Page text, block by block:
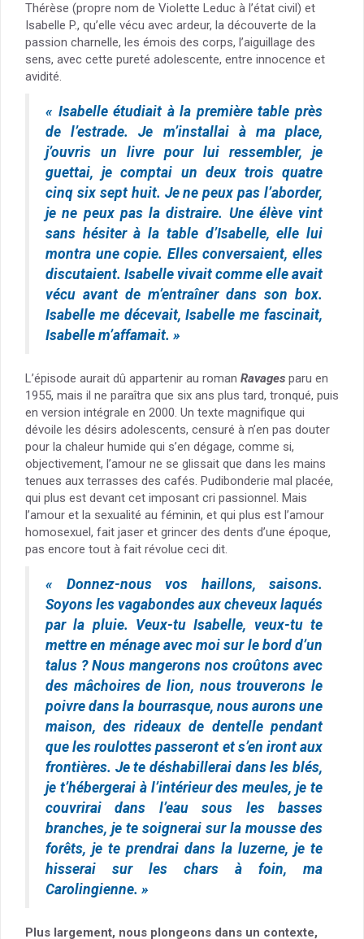
Thérèse (propre nom de Violette Leduc à l’état civil) et
Isabelle P., qu’elle vécu avec ardeur, la découverte de la
passion charnelle, les émois des corps, l’aiguillage des
sens, avec cette pureté adolescente, entre innocence et
avidité.
« Isabelle étudiait à la première table près
de l’estrade. Je m’installai à ma place,
j’ouvris un livre pour lui ressembler, je
guettai, je comptai un deux trois quatre
cinq six sept huit. Je ne peux pas l’aborder,
je ne peux pas la distraire. Une élève vint
sans hésiter à la table d’Isabelle, elle lui
montra une copie. Elles conversaient, elles
discutaient. Isabelle vivait comme elle avait
vécu avant de m’entraîner dans son box.
Isabelle me décevait, Isabelle me fascinait,
Isabelle m’affamait. »
L’épisode aurait dû appartenir au roman Ravages paru en
1955, mais il ne paraîtra que six ans plus tard, tronqué, puis
en version intégrale en 2000. Un texte magnifique qui
dévoile les désirs adolescents, censuré à n’en pas douter
pour la chaleur humide qui s’en dégage, comme si,
objectivement, l’amour ne se glissait que dans les mains
tenues aux terrasses des cafés. Pudibonderie mal placée,
qui plus est devant cet imposant cri passionnel. Mais
l’amour et la sexualité au féminin, et qui plus est l’amour
homosexuel, fait jaser et grincer des dents d’une époque,
pas encore tout à fait révolue ceci dit.
« Donnez-nous vos haillons, saisons.
Soyons les vagabondes aux cheveux laqués
par la pluie. Veux-tu Isabelle, veux-tu te
mettre en ménage avec moi sur le bord d’un
talus ? Nous mangerons nos croûtons avec
des mâchoires de lion, nous trouverons le
poivre dans la bourrasque, nous aurons une
maison, des rideaux de dentelle pendant
que les roulottes passeront et s’en iront aux
frontières. Je te déshabillerai dans les blés,
je t’hébergerai à l’intérieur des meules, je te
couvrirai dans l’eau sous les basses
branches, je te soignerai sur la mousse des
forêts, je te prendrai dans la luzerne, je te
hisserai sur les chars à foin, ma
Carolingienne. »
Plus largement, nous plongeons dans un contexte,